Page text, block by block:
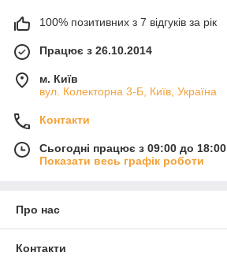
100% позитивних з 7 відгуків за рік
Працює з 26.10.2014
м. Київ
вул. Колекторна 3-Б, Київ, Україна
Контакти
Сьогодні працює з 09:00 до 18:00
Показати весь графік роботи
Про нас
Контакти